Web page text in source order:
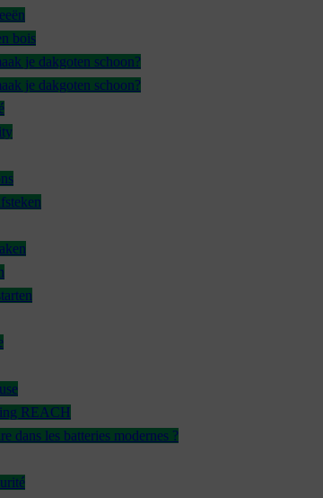
bois
je dakgoten schoon?
je dakgoten schoon?
REACH
dans les batteries modernes ?